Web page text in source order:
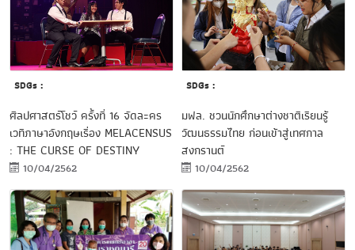
SDGs :
ศิลปศาสตร์โชว์ ครั้งที่ 16 จัดละคร
เวทีภาษาอังกฤษเรื่อง MELACENSUS
: THE CURSE OF DESTINY
10/04/2562
SDGs :
มฟล. ชวนนักศึกษาต่างชาติเรียนรู้
วัฒนธรรมไทย ก่อนเข้าสู่เทศกาล
สงกรานต์
10/04/2562